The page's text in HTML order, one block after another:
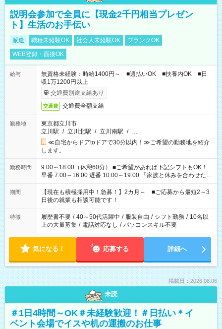
説明会参加で全員に【現金2千円相当プレゼン
ト】生活のお手伝い
派遣 職種未経験OK 社会人未経験OK
ブランクOK
WEB登録・面接OK
給与
無資格未経験：時給1400円～ ■週払いOK ■扶養内OK ■日
収1万1200円以上
交通費別途支給あり
交通費 交通費全額支給
勤務地
東京都立川市
立川駅 / 立川北駅 / 立川南駅 / …
≪自宅からドアtoドアで30分以内！≫ご希望の勤務地を紹介
します。
勤務時間
9:00～18:00（休憩60分） ■ご希望があれば下記シフトもOK！
早番 7:00～16:00 遅番 10:00～19:00 「家族と休みを合わせた
い」 「余裕を持って夕飯の準備がしたい」 「できれば残業はし
たくない」 など、ご希望を教えてくださいね。 ※Wワーク希望
の方へ 今ご覧のお仕事で希望する勤務時間と、もう1つのお仕事
の勤務時間。 合計で週40時間を超える場合は応募できません。
期間
【現在も積極採用中！急募！】2カ月～ ■ご応募から最短2～3
日後の就業も相談可能です！
特徴 履歴書不要 / 40～50代活躍中 / 服装自由 / シフト勤務 / 10名以
上の大量募集 / 電話対応なし / パソコンスキル不要
気になる！ 応募する 詳細へ
掲載日：2026.08.06
未読
＃1日4時間～OK＃未経験歓迎！＃日払い＊イ
ベント会場でイスや机の運搬のお仕事